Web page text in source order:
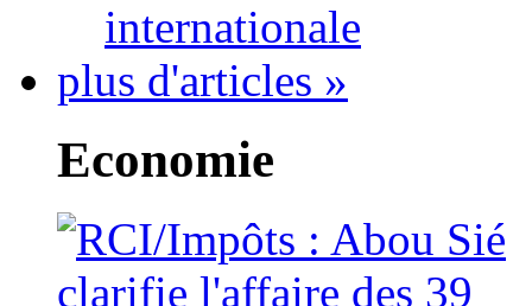
internationale
plus d'articles »
Economie